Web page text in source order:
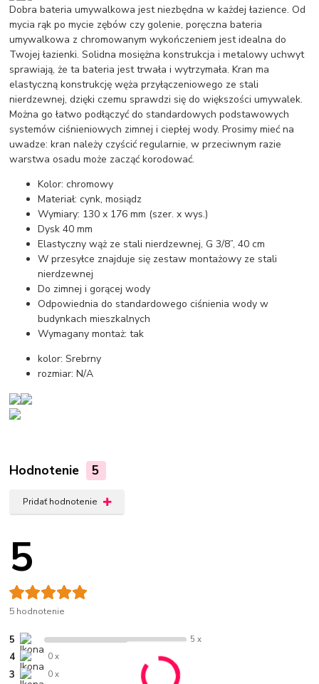
Dobra bateria umywalkowa jest niezbędna w każdej łazience. Od
mycia rąk po mycie zębów czy golenie, poręczna bateria
umywalkowa z chromowanym wykończeniem jest idealna do
Twojej łazienki. Solidna mosiężna konstrukcja i metalowy uchwyt
sprawiają, że ta bateria jest trwała i wytrzymała. Kran ma
elastyczną konstrukcję węża przyłączeniowego ze stali
nierdzewnej, dzięki czemu sprawdzi się do większości umywalek.
Można go łatwo podłączyć do standardowych podstawowych
systemów ciśnieniowych zimnej i ciepłej wody. Prosimy mieć na
uwadze: kran należy czyścić regularnie, w przeciwnym razie
warstwa osadu może zacząć korodować.
Kolor: chromowy
Materiał: cynk, mosiądz
Wymiary: 130 x 176 mm (szer. x wys.)
Dysk 40 mm
Elastyczny wąż ze stali nierdzewnej, G 3/8”, 40 cm
W przesyłce znajduje się zestaw montażowy ze stali
nierdzewnej
Do zimnej i gorącej wody
Odpowiednia do standardowego ciśnienia wody w
budynkach mieszkalnych
Wymagany montaż: tak
kolor: Srebrny
rozmiar: N/A
Hodnotenie 5
Pridať hodnotenie
5
5 hodnotenie
5 5 x
4 0 x
3 0 x